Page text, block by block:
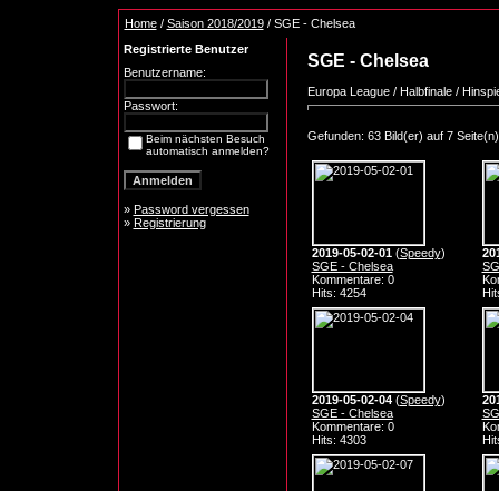
Home/ Saison 2018/2019/ SGE - Chelsea
Registrierte Benutzer
Benutzername:
Passwort:
Beim nächsten Besuch
automatisch anmelden?
» Password vergessen
» Registrierung
SGE - Chelsea
Europa League / Halbfinale /
Gefunden: 63 Bild(er) auf 7
2019-05-02-01(Speedy)
SGE - Chelsea
Kommentare: 0
Hits: 4254
2019-05-02-04(Speedy)
SGE - Chelsea
Kommentare: 0
Hits: 4303